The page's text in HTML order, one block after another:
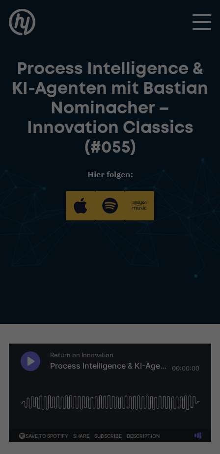
Toggle
Process Intelligence &
KI-Agenten mit Bastian
Nominacher –
Innovation Classics
(#055)
Hier folgen: